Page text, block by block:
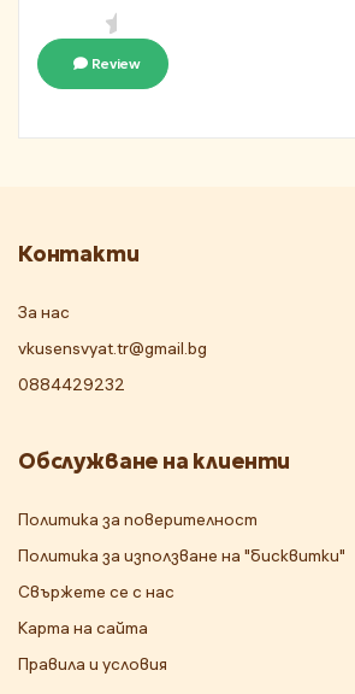
Review
Контакти
За нас
vkusensvyat.tr@gmail.bg
0884429232
Обслужване на клиенти
Политика за поверителност
Политика за използване на "бисквитки"
Свържете се с нас
Карта на сайта
Правила и условия